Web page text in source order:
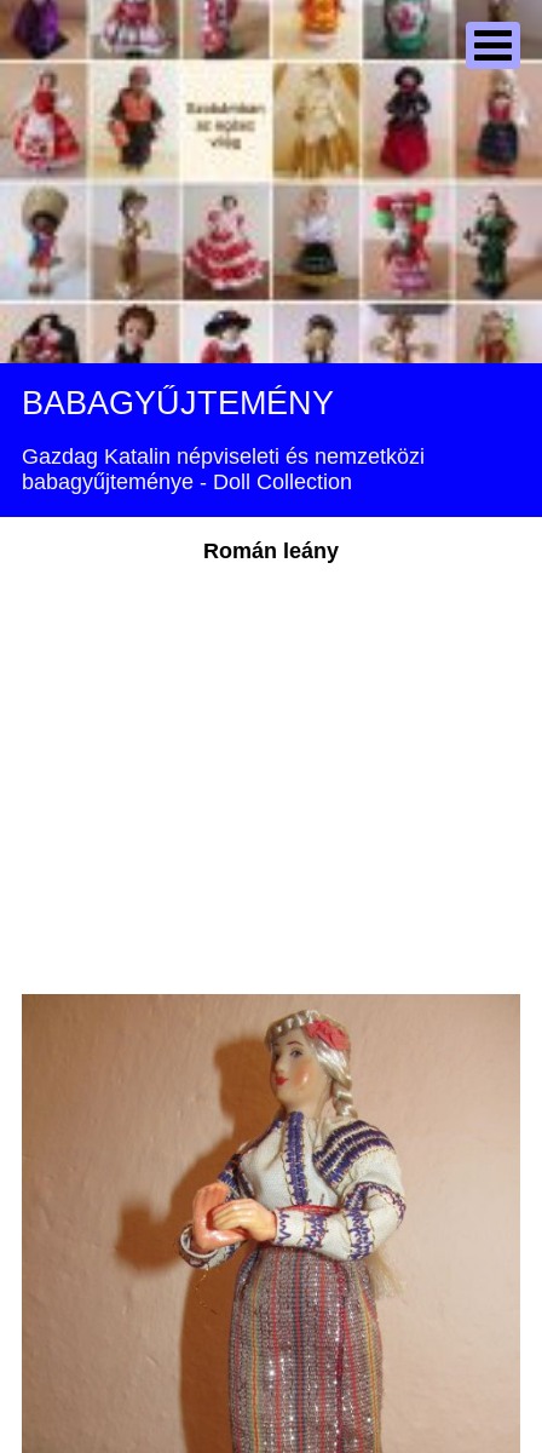
BABAGYŰJTEMÉNY
Gazdag Katalin népviseleti és nemzetközi
babagyűjteménye - Doll Collection
Román leány